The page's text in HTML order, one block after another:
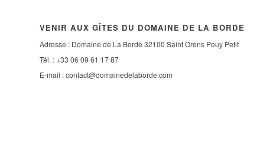
VENIR AUX GÎTES DU DOMAINE DE LA BORDE
Adresse : Domaine de La Borde 32100 Saint Orens Pouy Petit
Tél. : +33 06 09 61 17 87
E-mail :contact@domainedelaborde.com